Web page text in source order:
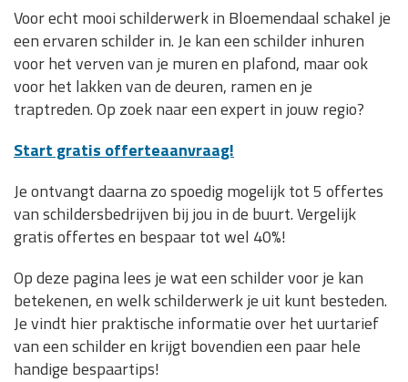
Voor echt mooi schilderwerk in Bloemendaal schakel je
een ervaren schilder in. Je kan een schilder inhuren
voor het verven van je muren en plafond, maar ook
voor het lakken van de deuren, ramen en je
traptreden. Op zoek naar een expert in jouw regio?
Start gratis offerteaanvraag!
Je ontvangt daarna zo spoedig mogelijk tot 5 offertes
van schildersbedrijven bij jou in de buurt. Vergelijk
gratis offertes en bespaar tot wel 40%!
Op deze pagina lees je wat een schilder voor je kan
betekenen, en welk schilderwerk je uit kunt besteden.
Je vindt hier praktische informatie over het uurtarief
van een schilder en krijgt bovendien een paar hele
handige bespaartips!